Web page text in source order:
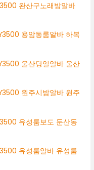
완산구노래방알바
용암동룸알바 하복
울산당일알바 울산
원주시밤알바 원주
유성룸보도 둔산동
유성룸알바 유성룸